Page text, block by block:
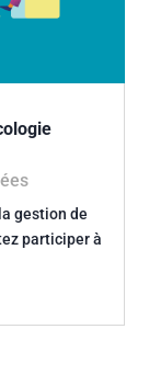
gestion de
participer à